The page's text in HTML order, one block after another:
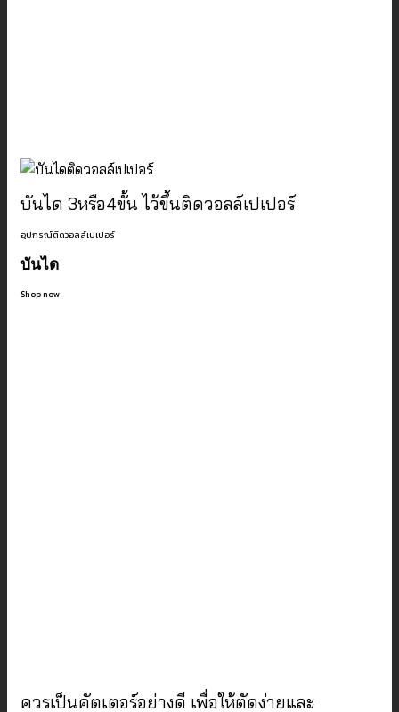
บันได 3หรือ4ขั้น ไว้ขึ้นติดวอลล์เปเปอร์
อุปกรณ์ติดวอลล์เปเปอร์
บันได
Shop now
ควรเป็นคัตเตอร์อย่างดี เพื่อให้ตัดง่ายและ